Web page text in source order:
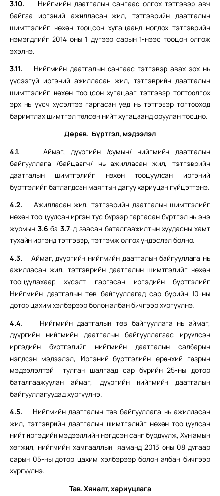
3.10. Нийгмийн даатгалын сангаас олгох тэтгэвэр авч
байгаа иргэний ажилласан жил, тэтгэврийн даатгалын
шимтгэлийг нөхөн тооцсон хугацаанд ногдох тэтгэврийн
нэмэгдлийг 2014 оны 1 дүгээр сарын 1-нээс тооцон олгож
эхэлнэ.
3.11. Нийгмийн даатгалын сангаас тэтгэвэр авах эрх нь
үүсээгүй иргэний ажилласан жил, тэтгэврийн даатгалын
шимтгэлийг нөхөн тооцсон хугацааг тэтгэвэр тогтоолгох
эрх нь үүсч хүсэлтээ гаргасан үед нь тэтгэвэр тогтооход
баримтлах шимтгэл төлсөн нийт хугацаанд оруулан тооцно.
Дөрөв. Бүртгэл, мэдээлэл
4.1. Аймаг, дүүргийн /сумын/ нийгмийн даатгалын
байгууллага /байцаагч/ нь ажилласан жил, тэтгэврийн
даатгалын шимтгэлийг нөхөн тооцуулсан иргэний
бүртгэлийг батлагдсан маягтын дагуу хариуцан гүйцэтгэнэ.
4.2. Ажилласан жил, тэтгэврийн даатгалын шимтгэлийг
нөхөн тооцуулсан иргэн тус бүрээр гаргасан бүртгэл нь энэ
журмын 3.6 ба3.7-д заасан баталгаажилтын хуудасны хамт
тухайн иргэнд тэтгэвэр, тэтгэмж олгох үндэслэл болно.
4.3. Аймаг, дүүргийн нийгмийн даатгалын байгууллага нь
ажилласан жил, тэтгэврийн даатгалын шимтгэлийг нөхөн
тооцуулахаар хүсэлт гаргасан иргэдийн бүртгэлийг
Нийгмийн даатгалын төв байгууллагад сар бүрийн 10-ны
дотор цахим хэлбэрээр болон албан бичгээр хүргүүлнэ.
4.4. Нийгмийн даатгалын төв байгууллага нь аймаг,
дүүргийн нийгмийн даатгалын байгууллагаас ирүүлсэн
иргэдийн бүртгэлийг нийгмийн даатгалын салбарын
нэгдсэн мэдээлэл, Иргэний бүртгэлийн ерөнхий газрын
мэдээлэлтэй тулган шалгаад сар бүрийн 25-ны дотор
баталгаажуулан аймаг, дүүргийн нийгмийн даатгалын
байгууллагуудад хүргүүлнэ.
4.5. Нийгмийн даатгалын төв байгууллага нь ажилласан
жил, тэтгэврийн даатгалын шимтгэлийг нөхөн тооцуулсан
нийт иргэдийн мэдээллийн нэгдсэн санг бүрдүүлж, Хүн амын
хөгжил, нийгмийн хамгааллын яаманд 2013 оны 08 дугаар
сарын 05-ны дотор цахим хэлбэрээр болон албан бичгээр
хүргүүлнэ.
Тав. Хяналт, хариуцлага